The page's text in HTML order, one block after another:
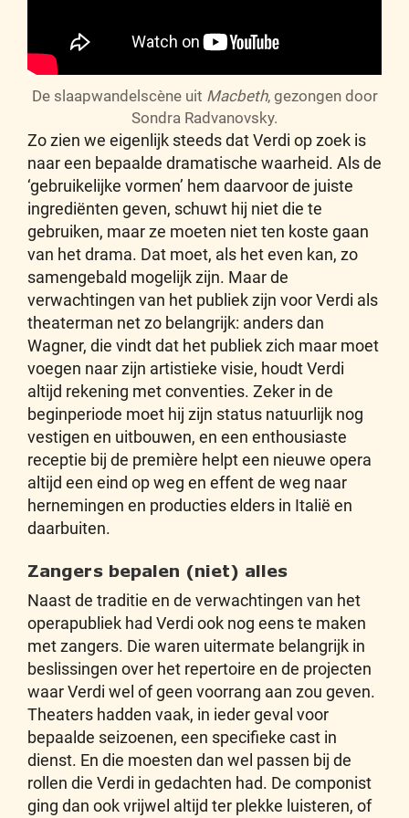
De slaapwandelscène uit Macbeth, gezongen door
Sondra Radvanovsky.
Zo zien we eigenlijk steeds dat Verdi op zoek is
naar een bepaalde dramatische waarheid. Als de
‘gebruikelijke vormen’ hem daarvoor de juiste
ingrediënten geven, schuwt hij niet die te
gebruiken, maar ze moeten niet ten koste gaan
van het drama. Dat moet, als het even kan, zo
samengebald mogelijk zijn. Maar de
verwachtingen van het publiek zijn voor Verdi als
theaterman net zo belangrijk: anders dan
Wagner, die vindt dat het publiek zich maar moet
voegen naar zijn artistieke visie, houdt Verdi
altijd rekening met conventies. Zeker in de
beginperiode moet hij zijn status natuurlijk nog
vestigen en uitbouwen, en een enthousiaste
receptie bij de première helpt een nieuwe opera
altijd een eind op weg en effent de weg naar
hernemingen en producties elders in Italië en
daarbuiten.
Zangers bepalen (niet) alles
Naast de traditie en de verwachtingen van het
operapubliek had Verdi ook nog eens te maken
met zangers. Die waren uitermate belangrijk in
beslissingen over het repertoire en de projecten
waar Verdi wel of geen voorrang aan zou geven.
Theaters hadden vaak, in ieder geval voor
bepaalde seizoenen, een specifieke cast in
dienst. En die moesten dan wel passen bij de
rollen die Verdi in gedachten had. De componist
ging dan ook vrijwel altijd ter plekke luisteren, of